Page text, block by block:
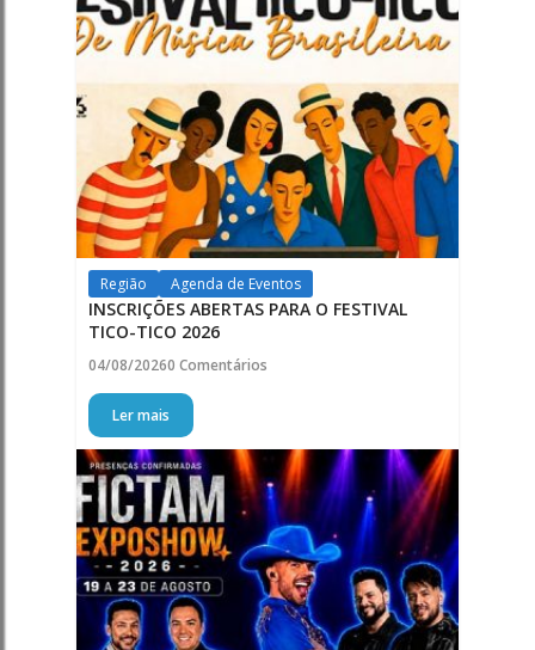
Região Agenda de Eventos
INSCRIÇÕES ABERTAS PARA O FESTIVAL
TICO-TICO 2026
04/08/20260 Comentários
Ler mais